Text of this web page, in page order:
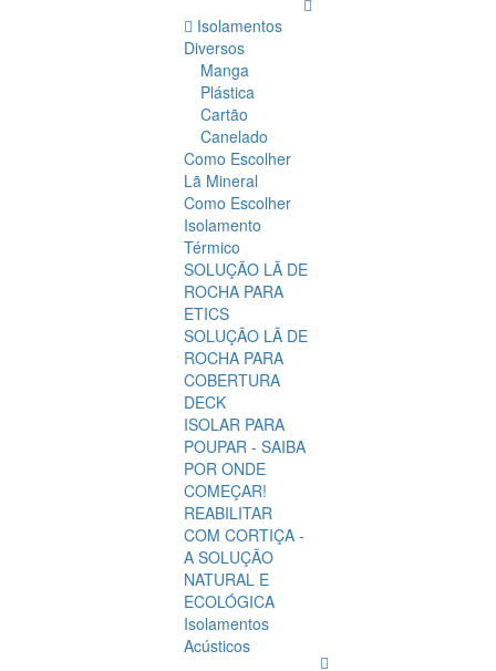
Isolamentos
Diversos
Manga
Plástica
Cartão
Canelado
Como Escolher
Lã Mineral
Como Escolher
Isolamento
Térmico
SOLUÇÃO LÃ DE
ROCHA PARA
ETICS
SOLUÇÃO LÃ DE
ROCHA PARA
COBERTURA
DECK
ISOLAR PARA
POUPAR - SAIBA
POR ONDE
COMEÇAR!
REABILITAR
COM CORTIÇA -
A SOLUÇÃO
NATURAL E
ECOLÓGICA
Isolamentos
Acústicos